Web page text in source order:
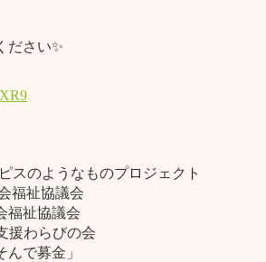
ださい✨
スのようなものプロジェクト
福祉協議会
祉協議会
わらびの会
で募金」